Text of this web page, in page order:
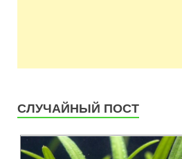
СЛУЧАЙНЫЙ ПОСТ